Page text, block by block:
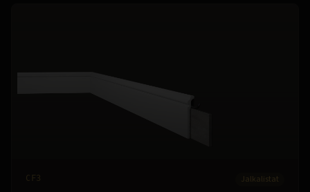
CF3 Jalkalistat